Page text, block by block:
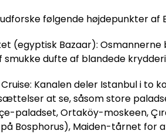
følgende højdepunkter af
(egyptisk Bazaar):
smukke dufte af blandede
Kanalen deler Istanbul i
at se, såsom store
paladset, Ortaköy-moskeen,
Bosphorus), Maiden-tårnet for